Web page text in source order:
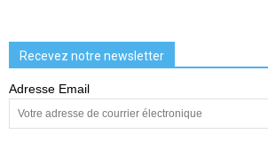
Recevez notre newsletter
Adresse Email